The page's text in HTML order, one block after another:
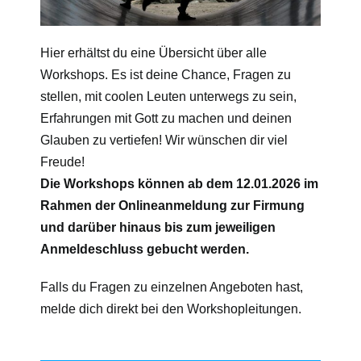
Hier erhältst du eine Übersicht über alle
Workshops. Es ist deine Chance, Fragen zu
stellen, mit coolen Leuten unterwegs zu sein,
Erfahrungen mit Gott zu machen und deinen
Glauben zu vertiefen! Wir wünschen dir viel
Freude!
Die Workshops können ab dem 12.01.2026 im
Rahmen der Onlineanmeldung zur Firmung
und darüber hinaus bis zum jeweiligen
Anmeldeschluss gebucht werden.
Falls du Fragen zu einzelnen Angeboten hast,
melde dich direkt bei den Workshopleitungen.